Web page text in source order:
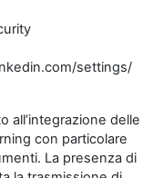
settings/
all’integrazione delle
con particolare
La presenza di